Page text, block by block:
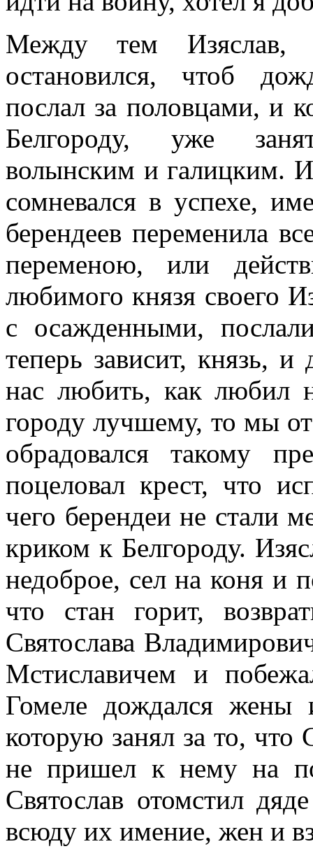
Между тем Изяслав,
остановился, чтоб
послал за половцами, и
Белгороду, уже
волынским и галицким.
сомневался в успехе,
берендеев переменила
переменою, или
любимого князя своего
с осажденными,
теперь зависит, князь,
нас любить, как любил
городу лучшему, то мы
обрадовался такому
поцеловал крест, что
чего берендеи не стали
криком к Белгороду.
недоброе, сел на коня и
что стан горит,
Святослава
Мстиславичем и
Гомеле дождался жены
которую занял за то, что
не пришел к нему на
Святослав отомстил
всюду их имение, жен и